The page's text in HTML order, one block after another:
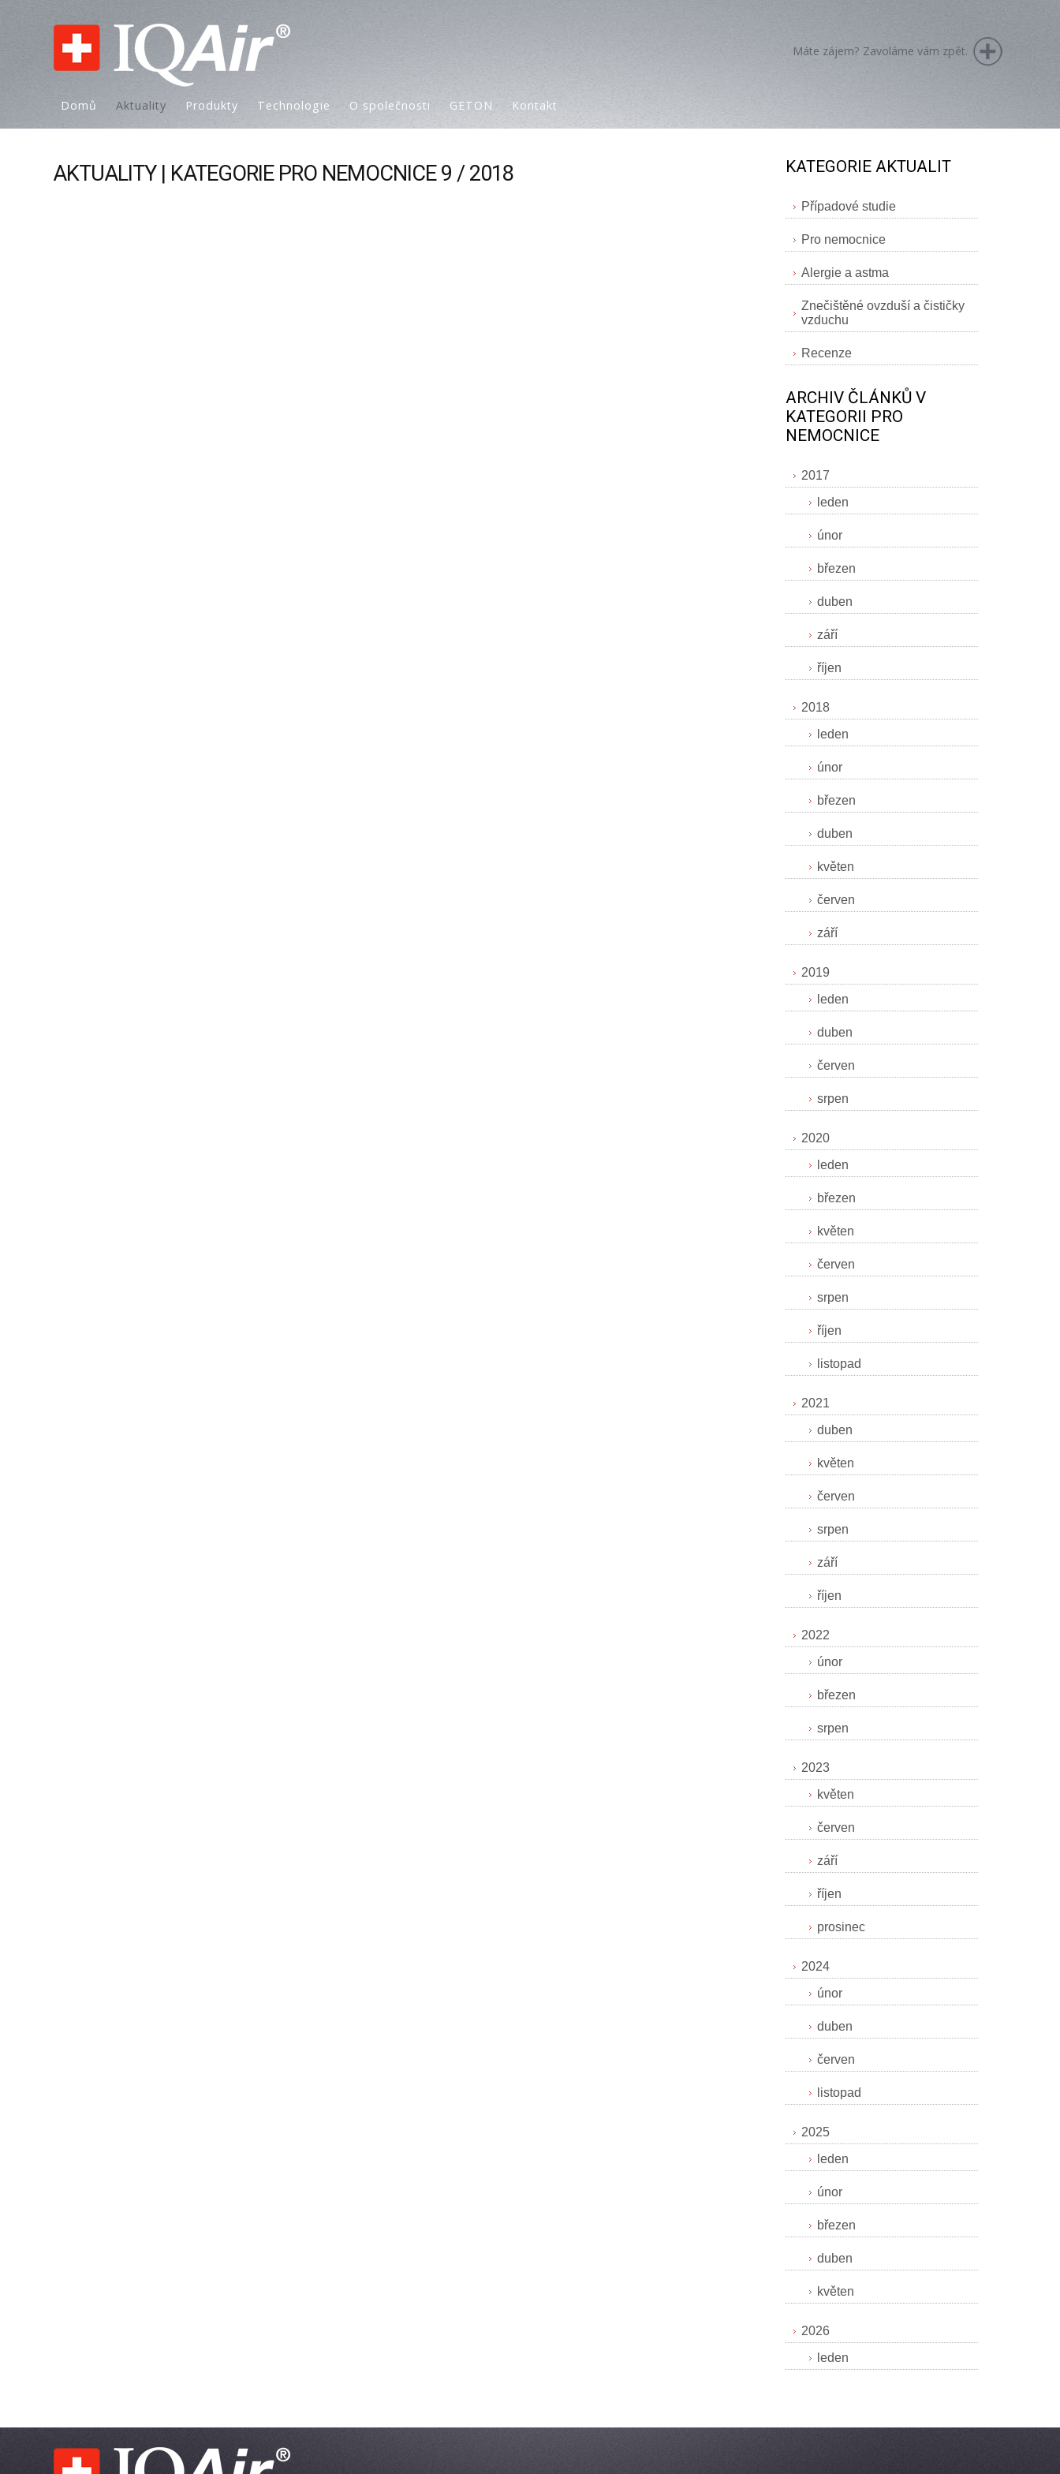
Domů Aktuality Produkty Technologie O společnosti GETON Kontakt
Máte zájem? Zavoláme vám zpět.
AKTUALITY | KATEGORIE PRO NEMOCNICE 9 / 2018 KATEGORIE AKTUALIT
Případové studie
Pro nemocnice
Alergie a astma
Znečištěné ovzduší a čističky
vzduchu
Recenze
ARCHIV ČLÁNKŮ V
KATEGORII PRO
NEMOCNICE
2017
leden
únor
březen
duben
září
říjen
2018
leden
únor
březen
duben
květen
červen
září
2019
leden
duben
červen
srpen
2020
leden
březen
květen
červen
srpen
říjen
listopad
2021
duben
květen
červen
srpen
září
říjen
2022
únor
březen
srpen
2023
květen
červen
září
říjen
prosinec
2024
únor
duben
červen
listopad
2025
leden
únor
březen
duben
květen
2026
leden